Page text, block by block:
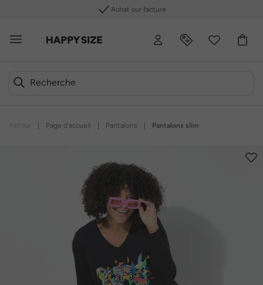
Achat sur facture
Page d’accueil Pantalons Pantalons slim